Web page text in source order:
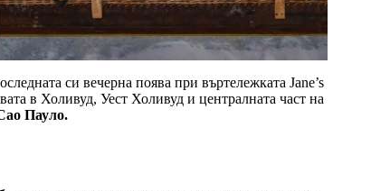
си вечерна поява при въртележката Jane’s
в Холивуд, Уест Холивуд и централната част на
Пауло.